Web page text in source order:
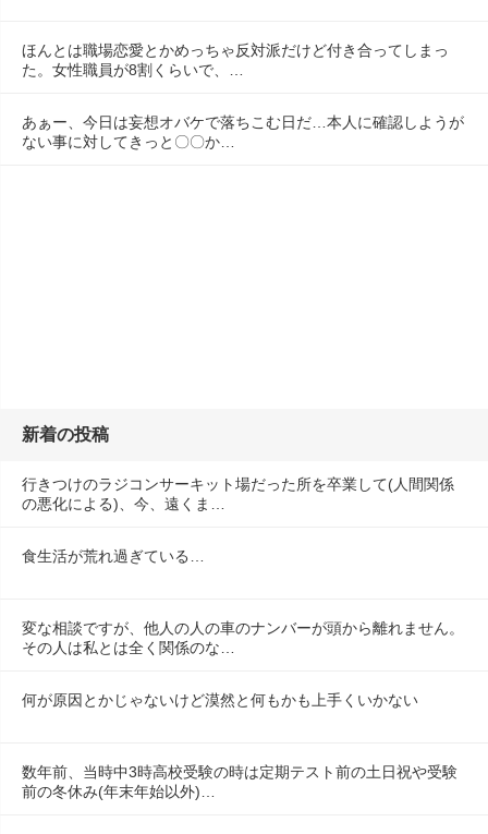
ほんとは職場恋愛とかめっちゃ反対派だけど付き合ってしまっ
た。女性職員が8割くらいで、…
あぁー、今日は妄想オバケで落ちこむ日だ…本人に確認しようが
ない事に対してきっと〇〇か…
新着の投稿
行きつけのラジコンサーキット場だった所を卒業して(人間関係
の悪化による)、今、遠くま…
食生活が荒れ過ぎている…
変な相談ですが、他人の人の車のナンバーが頭から離れません。
その人は私とは全く関係のな…
何が原因とかじゃないけど漠然と何もかも上手くいかない
数年前、当時中3時高校受験の時は定期テスト前の土日祝や受験
前の冬休み(年末年始以外)…